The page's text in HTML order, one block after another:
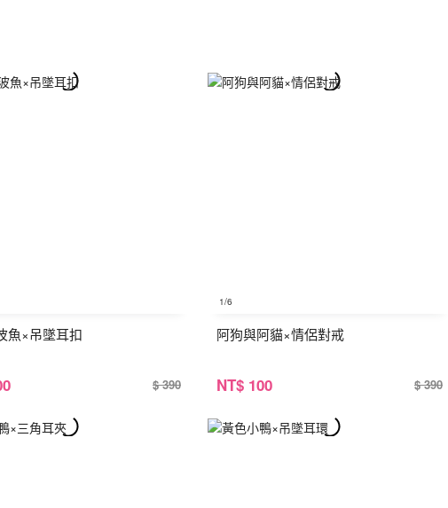
魚×吊墜耳扣
$ 390
1/6
阿狗與阿貓×情侶對戒
NT$ 100 $ 390